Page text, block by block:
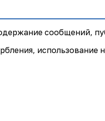
сообщений,